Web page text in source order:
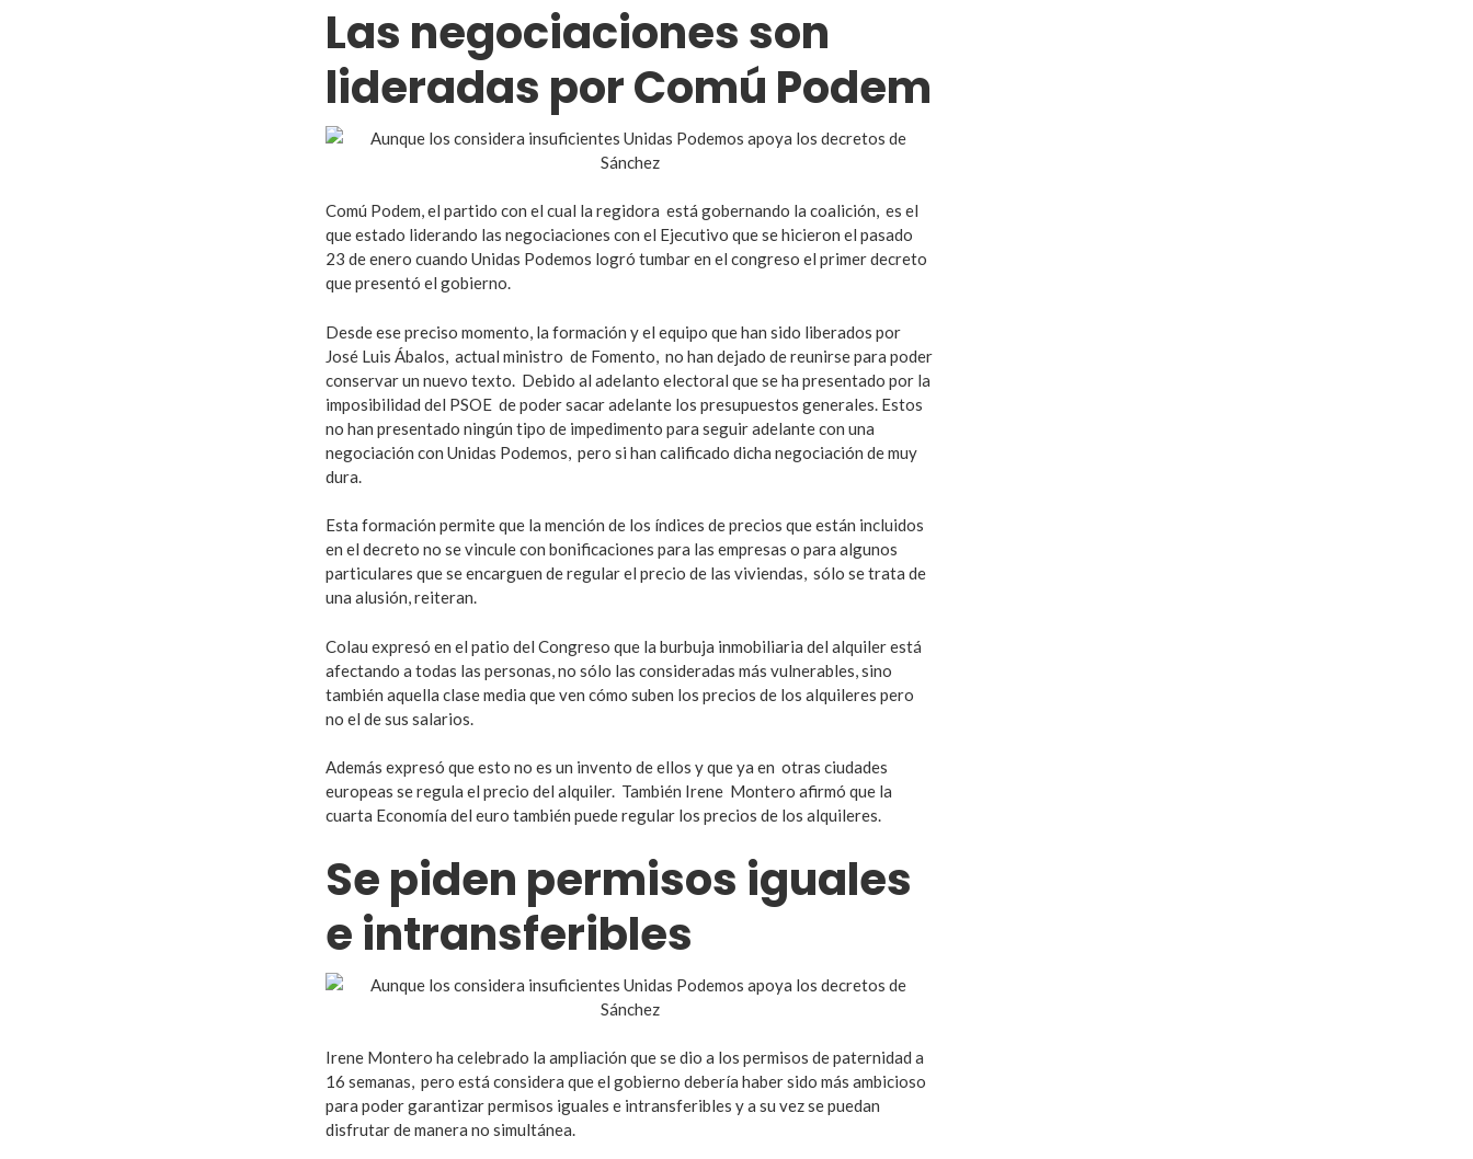
Las negociaciones son
lideradas por Comú Podem
Comú Podem, el partido con el cual la regidora está gobernando la coalición, es el
que estado liderando las negociaciones con el Ejecutivo que se hicieron el pasado
23 de enero cuando Unidas Podemos logró tumbar en el congreso el primer decreto
que presentó el gobierno.
Desde ese preciso momento, la formación y el equipo que han sido liberados por
José Luis Ábalos, actual ministro de Fomento, no han dejado de reunirse para poder
conservar un nuevo texto. Debido al adelanto electoral que se ha presentado por la
imposibilidad del PSOE de poder sacar adelante los presupuestos generales. Estos
no han presentado ningún tipo de impedimento para seguir adelante con una
negociación con Unidas Podemos, pero si han calificado dicha negociación de muy
dura.
Esta formación permite que la mención de los índices de precios que están incluidos
en el decreto no se vincule con bonificaciones para las empresas o para algunos
particulares que se encarguen de regular el precio de las viviendas, sólo se trata de
una alusión, reiteran.
Colau expresó en el patio del Congreso que la burbuja inmobiliaria del alquiler está
afectando a todas las personas, no sólo las consideradas más vulnerables, sino
también aquella clase media que ven cómo suben los precios de los alquileres pero
no el de sus salarios.
Además expresó que esto no es un invento de ellos y que ya en otras ciudades
europeas se regula el precio del alquiler. También Irene Montero afirmó que la
cuarta Economía del euro también puede regular los precios de los alquileres.
Se piden permisos iguales
e intransferibles
Irene Montero ha celebrado la ampliación que se dio a los permisos de paternidad a
16 semanas, pero está considera que el gobierno debería haber sido más ambicioso
para poder garantizar permisos iguales e intransferibles y a su vez se puedan
disfrutar de manera no simultánea.